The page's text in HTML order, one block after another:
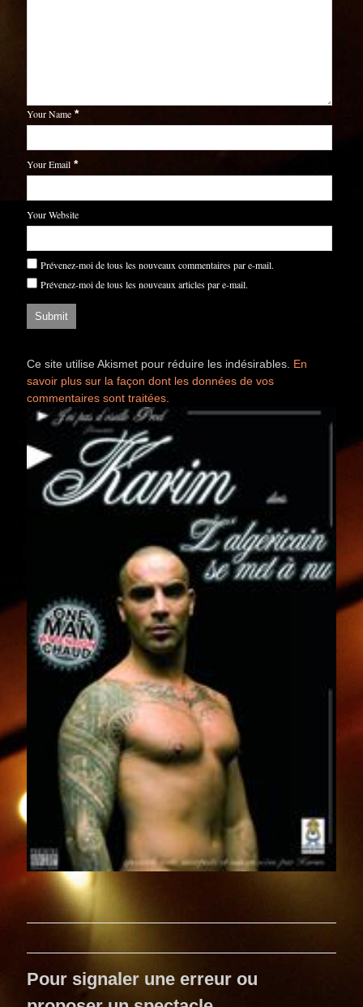
Your Name *
Your Email *
Your Website
Prévenez-moi de tous les nouveaux commentaires par e-mail.
Prévenez-moi de tous les nouveaux articles par e-mail.
Ce site utilise Akismet pour réduire les indésirables. En
savoir plus sur la façon dont les données de vos
commentaires sont traitées.
Pour signaler une erreur ou